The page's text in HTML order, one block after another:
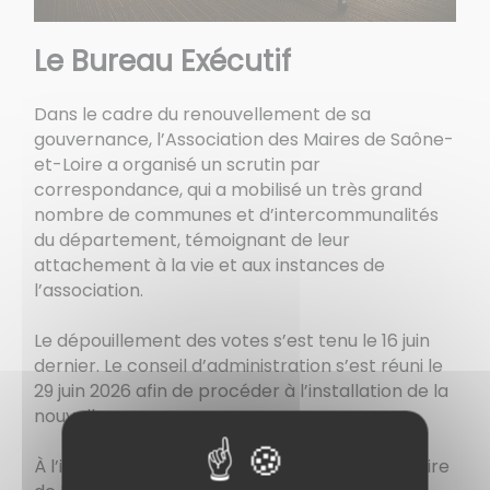
Le Bureau Exécutif
Dans le cadre du renouvellement de sa
gouvernance, l’Association des Maires de Saône-
et-Loire a organisé un scrutin par
correspondance, qui a mobilisé un très grand
nombre de communes et d’intercommunalités
du département, témoignant de leur
attachement à la vie et aux instances de
l’association.
Le dépouillement des votes s’est tenu le 16 juin
dernier. Le conseil d’administration s’est réuni le
29 juin 2026 afin de procéder à l’installation de la
nouvelle gouvernance.
À l’issue de ce processus,Anthony VADOT
, Maire